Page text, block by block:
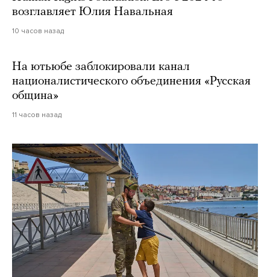
возглавляет Юлия Навальная
10 часов назад
На ютьюбе заблокировали канал
националистического объединения «Русская
община»
11 часов назад